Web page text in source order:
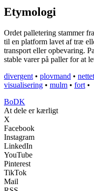
Etymologi
Ordet palletering stammer
til en platform lavet af træ
transport eller opbevaring.
stable varer på paller for at
divergent • plovmand • nettet
visualisering • mulm • fort •
BoDK
At dele er kærligt
X
Facebook
Instagram
LinkedIn
YouTube
Pinterest
TikTok
Mail